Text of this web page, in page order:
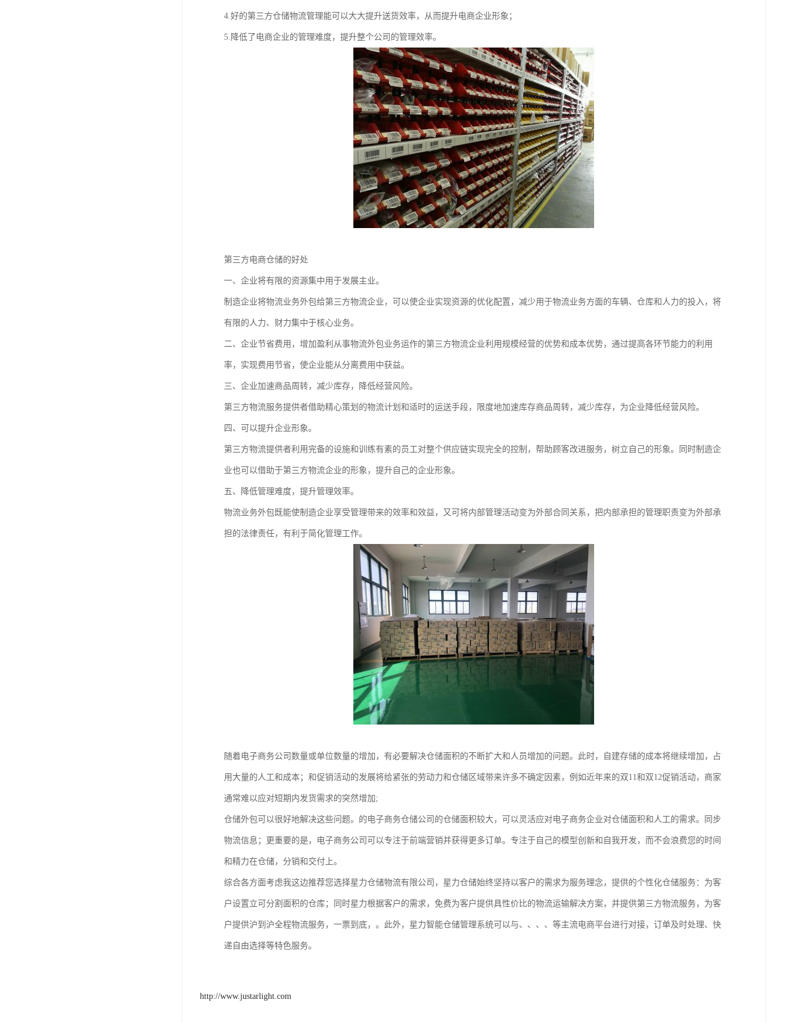
4.好的第三方仓储物流管理能可以大大提升送货效率，从而提升电商企业形象；
5.降低了电商企业的管理难度，提升整个公司的管理效率。
第三方电商仓储的好处
一、企业将有限的资源集中用于发展主业。
制造企业将物流业务外包给第三方物流企业，可以使企业实现资源的优化配置，减少用于物流业务方面的车辆、仓库和人力的投入，将
有限的人力、财力集中于核心业务。
二、企业节省费用，增加盈利从事物流外包业务运作的第三方物流企业利用规模经营的优势和成本优势，通过提高各环节能力的利用
率，实现费用节省，使企业能从分离费用中获益。
三、企业加速商品周转，减少库存，降低经营风险。
第三方物流服务提供者借助精心策划的物流计划和适时的运送手段，限度地加速库存商品周转，减少库存，为企业降低经营风险。
四、可以提升企业形象。
第三方物流提供者利用完备的设施和训练有素的员工对整个供应链实现完全的控制，帮助顾客改进服务，树立自己的形象。同时制造企
业也可以借助于第三方物流企业的形象，提升自己的企业形象。
五、降低管理难度，提升管理效率。
物流业务外包既能使制造企业享受管理带来的效率和效益，又可将内部管理活动变为外部合同关系，把内部承担的管理职责变为外部承
担的法律责任，有利于简化管理工作。
随着电子商务公司数量或单位数量的增加，有必要解决仓储面积的不断扩大和人员增加的问题。此时，自建存储的成本将继续增加，占
用大量的人工和成本；和促销活动的发展将给紧张的劳动力和仓储区域带来许多不确定因素，例如近年来的双11和双12促销活动，商家
通常难以应对短期内发货需求的突然增加;
仓储外包可以很好地解决这些问题。的电子商务仓储公司的仓储面积较大，可以灵活应对电子商务企业对仓储面积和人工的需求。同步
物流信息；更重要的是，电子商务公司可以专注于前端营销并获得更多订单。专注于自己的模型创新和自我开发，而不会浪费您的时间
和精力在仓储，分销和交付上。
综合各方面考虑我这边推荐您选择星力仓储物流有限公司，星力仓储始终坚持以客户的需求为服务理念，提供的个性化仓储服务：为客
户设置立可分割面积的仓库；同时星力根据客户的需求，免费为客户提供具性价比的物流运输解决方案，并提供第三方物流服务，为客
户提供沪到沪全程物流服务，一票到底，。此外，星力智能仓储管理系统可以与、、、、等主流电商平台进行对接，订单及时处理、快
递自由选择等特色服务。
http://www.justarlight.com